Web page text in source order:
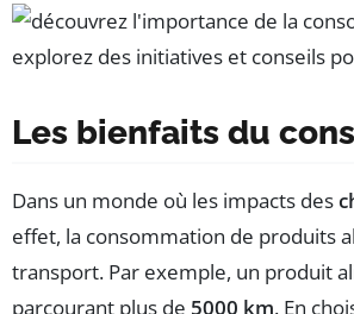
Les bienfaits du
Dans un monde où les impacts des
effet, la consommation de produits
transport. Par exemple, un produit
parcourant plus de 5000 km. En